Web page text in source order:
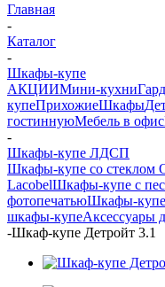
Главная
-
Каталог
-
Шкафы-купе
АКЦИИМини-кухни
купеПрихожиеШкафы
гостиннуюМебель в офис
-
Шкафы-купе ЛДСП
Шкафы-купе со стеклом
LacobelШкафы-купе с
фотопечатьюШкафы-
шкафы-купеАксессуары
-Шкаф-купе Детройт 3.1